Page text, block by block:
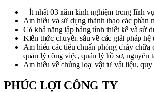
– Ít nhất 03 năm kinh nghiệm trong lĩnh
Am hiểu và sử dụng thành thạo các
Có khả năng lập bảng tính thiết kế và sử
Kiến thức chuyên sâu về các giải pháp
Am hiểu các tiêu chuẩn phòng cháy
quản lý công việc, quản lý hồ sơ, nguyên
Am hiểu về chủng loại vật tư vật liệu,
PHÚC LỢI CÔNG TY